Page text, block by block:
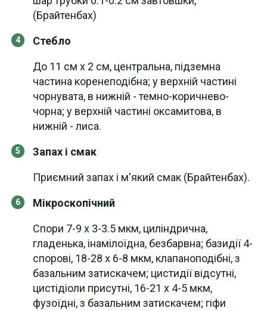
(Брайтенбах)
Стебло
До 11 см х 2 см, центральна, підземна
частина коренеподібна; у верхній частині
чорнувата, в нижній - темно-коричнево-
чорна; у верхній частині оксамитова, в
нижній - лиса.
Запах і смак
Приємний запах і м'який смак (Брайтенбах).
Мікроскопічний
Спори 7-9 х 3-3.5 мкм, циліндрична,
гладенька, інамілоїдна, безбарвна; базидії 4-
спорові, 18-28 х 6-8 мкм, клапаноподібні, з
базальним затискачем; цистидії відсутні,
цистідіоли присутні, 16-21 х 4-5 мкм,
фузоїдні, з базальним затискачем; гіфи